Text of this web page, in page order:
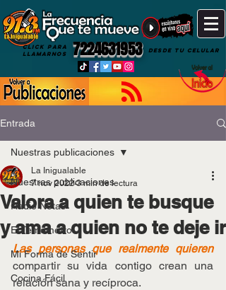
7224631953
CLICK PARA
LLAMARNOS
DESDE TU CELULAR
Entrada
Nuestras publicaciones
Radio Notas
El Temómetro
Mi Forma de Sentir
Cocina Fácil
Nuestras publicaciones
Valora a quien te busque
y ama a quien no te deje ir
La Inigualable
7 nov 2022 3 min de lectura
Las personas que realmente quieren
compartir su vida contigo crean una
relación sana y recíproca.